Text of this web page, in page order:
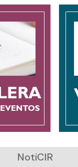
NotiCIR